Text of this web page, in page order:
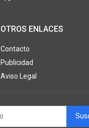
OTROS ENLACES
Contacto
Publicidad
Aviso Legal